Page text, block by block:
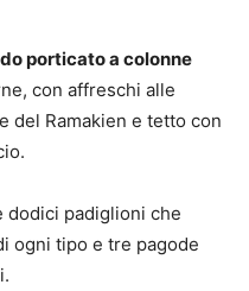
porticato a colonne
con affreschi alle
del Ramakien e tetto con
dodici padiglioni che
ogni tipo e tre pagode